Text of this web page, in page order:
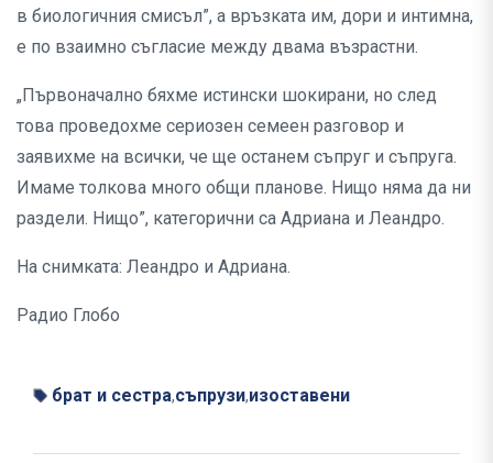
в биологичния смисъл”, а връзката им, дори и интимна,
е по взаимно съгласие между двама възрастни.
„Първоначално бяхме истински шокирани, но след
това проведохме сериозен семеен разговор и
заявихме на всички, че ще останем съпруг и съпруга.
Имаме толкова много общи планове. Нищо няма да ни
раздели. Нищо”, категорични са Адриана и Леандро.
На снимката: Леандро и Адриана.
Радио Глобо
брат и сестра,съпрузи,изоставени